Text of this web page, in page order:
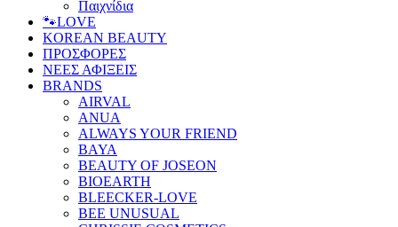
Παιχνίδια
🐾LOVE
KOREAN BEAUTY
ΠΡΟΣΦΟΡΕΣ
ΝΕΕΣ ΑΦΙΞΕΙΣ
BRANDS
AIRVAL
ANUA
ALWAYS YOUR FRIEND
BAYA
BEAUTY OF JOSEON
BIOEARTH
BLEECKER-LOVE
BEE UNUSUAL